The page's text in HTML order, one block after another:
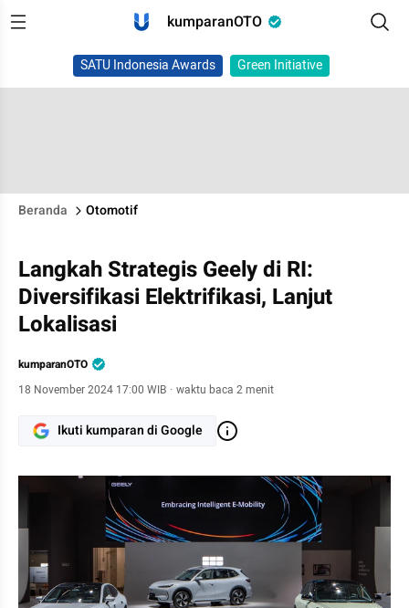
kumparanOTO
SATU Indonesia Awards Green Initiative
Beranda Otomotif
Langkah Strategis Geely di RI:
Diversifikasi Elektrifikasi, Lanjut
Lokalisasi
kumparanOTO
18 November 2024 17:00 WIB · waktu baca 2 menit
Ikuti kumparan di Google